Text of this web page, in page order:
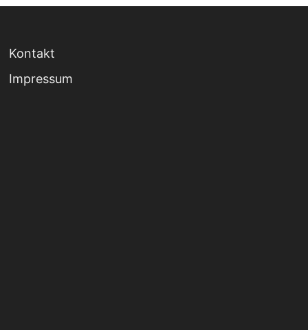
Kontakt
Impressum